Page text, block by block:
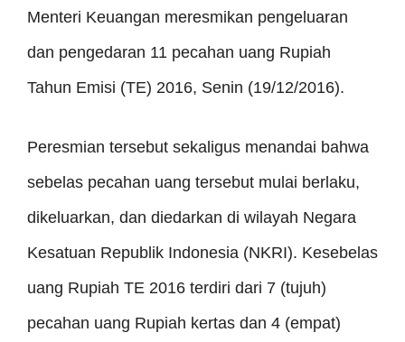
Menteri Keuangan meresmikan pengeluaran
dan pengedaran 11 pecahan uang Rupiah
Tahun Emisi (TE) 2016, Senin (19/12/2016).
Peresmian tersebut sekaligus menandai bahwa
sebelas pecahan uang tersebut mulai berlaku,
dikeluarkan, dan diedarkan di wilayah Negara
Kesatuan Republik Indonesia (NKRI). Kesebelas
uang Rupiah TE 2016 terdiri dari 7 (tujuh)
pecahan uang Rupiah kertas dan 4 (empat)